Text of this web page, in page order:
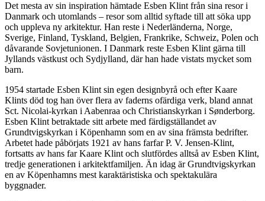
Det mesta av sin inspiration hämtade Esben Klint från sina resor i
Danmark och utomlands – resor som alltid syftade till att söka upp
och uppleva ny arkitektur. Han reste i Nederländerna, Norge,
Sverige, Finland, Tyskland, Belgien, Frankrike, Schweiz, Polen och
dåvarande Sovjetunionen. I Danmark reste Esben Klint gärna till
Jyllands västkust och Sydjylland, där han hade vistats mycket som
barn.
1954 startade Esben Klint sin egen designbyrå och efter Kaare
Klints död tog han över flera av faderns ofärdiga verk, bland annat
Sct. Nicolai-kyrkan i Aabenraa och Christianskyrkan i Sønderborg.
Esben Klint betraktade sitt arbete med färdigställandet av
Grundtvigskyrkan i Köpenhamn som en av sina främsta bedrifter.
Arbetet hade påbörjats 1921 av hans farfar P. V. Jensen-Klint,
fortsatts av hans far Kaare Klint och slutfördes alltså av Esben Klint,
tredje generationen i arkitektfamiljen. Än idag är Grundtvigskyrkan
en av Köpenhamns mest karaktäristiska och spektakulära
byggnader.